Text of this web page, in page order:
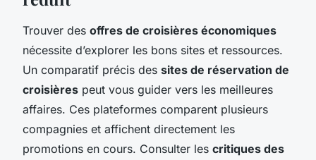
Trouver des offres de croisières économiques
nécessite d’explorer les bons sites et ressources.
Un comparatif précis des sites de réservation de
croisières peut vous guider vers les meilleures
affaires. Ces plateformes comparent plusieurs
compagnies et affichent directement les
promotions en cours. Consulter les critiques des